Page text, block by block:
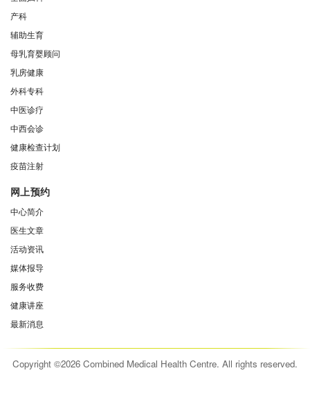
产科
辅助生育
母乳育婴顾问
乳房健康
外科专科
中医诊疗
中西会诊
健康检查计划
疫苗注射
网上预约
中心简介
医生文章
活动资讯
媒体报导
服务收费
健康讲座
最新消息
Copyright ©2026 Combined Medical Health Centre. All rights reserved.